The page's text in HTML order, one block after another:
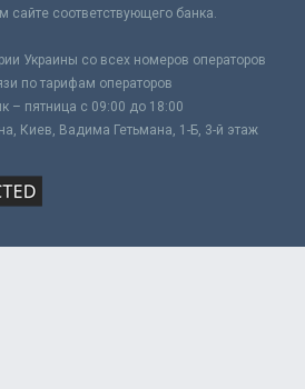
сайте соответствующего банка.
Украины со всех номеров операторов
по тарифам операторов
– пятница с 09:00 до 18:00
Киев, Вадима Гетьмана, 1-Б, 3-й этаж